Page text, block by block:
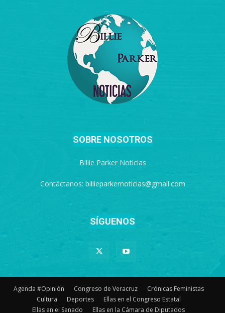
SOBRE NOSOTROS
Billie Parker Noticias
Contáctanos: billieparkernoticias@gmail.com
SÍGUENOS
Agenda #Opinión Congreso de Veracruz
Crónicas Feministas
Cultura
Deportes
Ellas en el Congreso Estatal
Ellas en el Senado
Ellas en la Cámara de Diputados